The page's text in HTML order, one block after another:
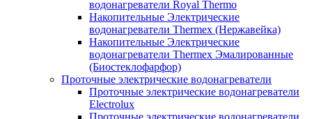
водонагреватели Royal Thermo
Накопительные Электрические
водонагреватели Thermex (Нержавейка)
Накопительные Электрические
водонагреватели Thermex Эмалированные
(Биостеклофарфор)
Проточные электрические водонагреватели
Проточные электрические водонагреватели
Electrolux
Проточные электрические водонагреватели